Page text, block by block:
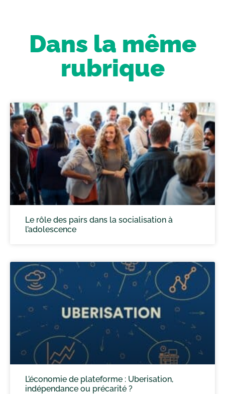
Dans la même
rubrique
Le rôle des pairs dans la socialisation à
l’adolescence
L’économie de plateforme : Uberisation,
indépendance ou précarité ?